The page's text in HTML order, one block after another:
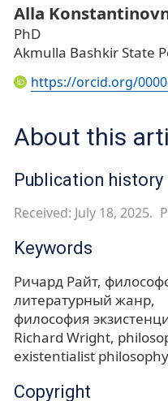
Alla
PhD
Akmulla Bashkir State
https://orcid.org/
About this
Publication history
Received: July 18, 2025.
Keywords
Ричард Райт
литературный жанр
философия
Richard Wright
existentialist philosophy
Copyright